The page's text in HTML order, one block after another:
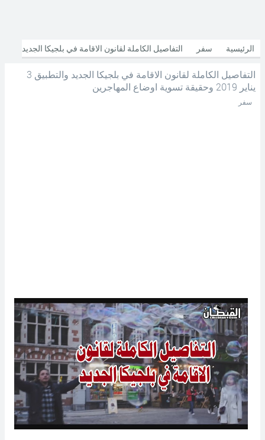
الرئيسية سفر التفاصيل الكاملة لقانون الاقامة في بلجيكا الجديد
والتطبيق 3 يناير 2019 وحقيقة تسوية اوضاع المهاجرين
التفاصيل الكاملة لقانون الاقامة في بلجيكا الجديد والتطبيق 3
يناير 2019 وحقيقة تسوية اوضاع المهاجرين
سفر